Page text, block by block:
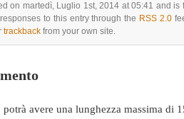
on martedì, Luglio 1st, 2014 at 05:41 and is
to this entry through the RSS 2.0
trackback from your own site.
avere una lunghezza massima di